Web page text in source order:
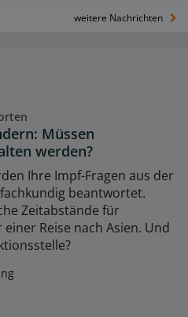
weitere Nachrichten
Müssen
werden?
Ihre Impf-Fragen aus der
beantwortet.
Zeitabstände für
Reise nach Asien. Und